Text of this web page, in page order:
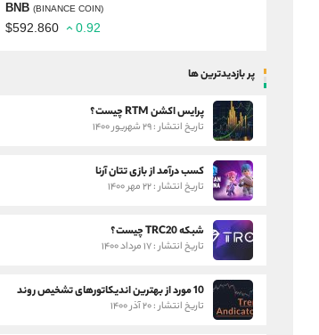
BNB (BINANCE COIN)
$593.525 1.04
پر بازدیدترین ها
پرایس اکشن RTM چیست؟
تاریخ انتشار : ۲۹ شهریور ۱۴۰۰
کسب درآمد از بازی تتان آرنا
تاریخ انتشار : ۲۲ مهر ۱۴۰۰
شبکه TRC20 چیست؟
تاریخ انتشار : ۱۷ مرداد ۱۴۰۰
10 مورد از بهترین اندیکاتورهای تشخیص روند
تاریخ انتشار : ۲۰ آذر ۱۴۰۰